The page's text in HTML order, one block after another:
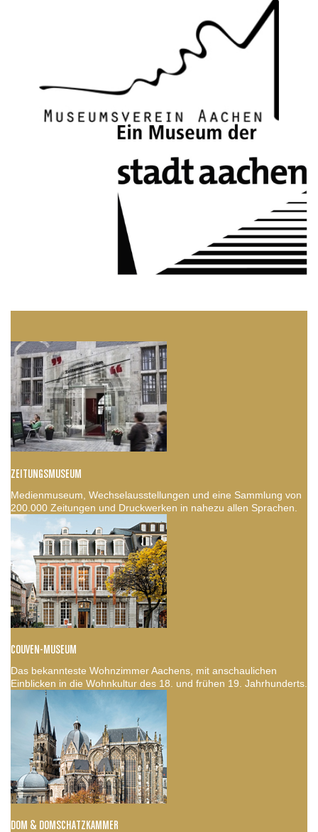
ZEITUNGSMUSEUM
Medienmuseum, Wechselausstellungen und eine Sammlung von
200.000 Zeitungen und Druckwerken in nahezu allen Sprachen.
COUVEN-MUSEUM
Das bekannteste Wohnzimmer Aachens, mit anschaulichen
Einblicken in die Wohnkultur des 18. und frühen 19. Jahrhunderts.
DOM & DOMSCHATZKAMMER